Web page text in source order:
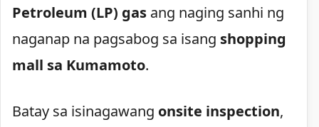
Petroleum (LP) gas ang naging sanhi ng
naganap na pagsabog sa isang shopping
mall sa Kumamoto.
Batay sa isinagawang onsite inspection,